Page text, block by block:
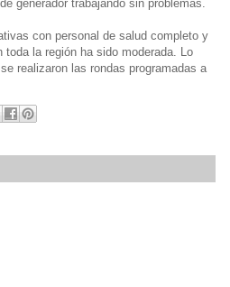
generador trabajando sin problemas.
con personal de salud completo y
la región ha sido moderada. Lo
realizaron las rondas programadas a